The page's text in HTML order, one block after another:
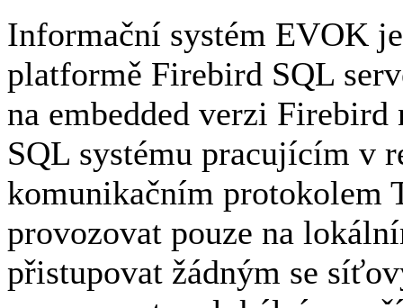
Informační systém EVOK
platformě Firebird SQL
na embedded verzi
SQL systému pracujícím v
komunikačním protokolem
provozovat pouze na
přistupovat žádným se